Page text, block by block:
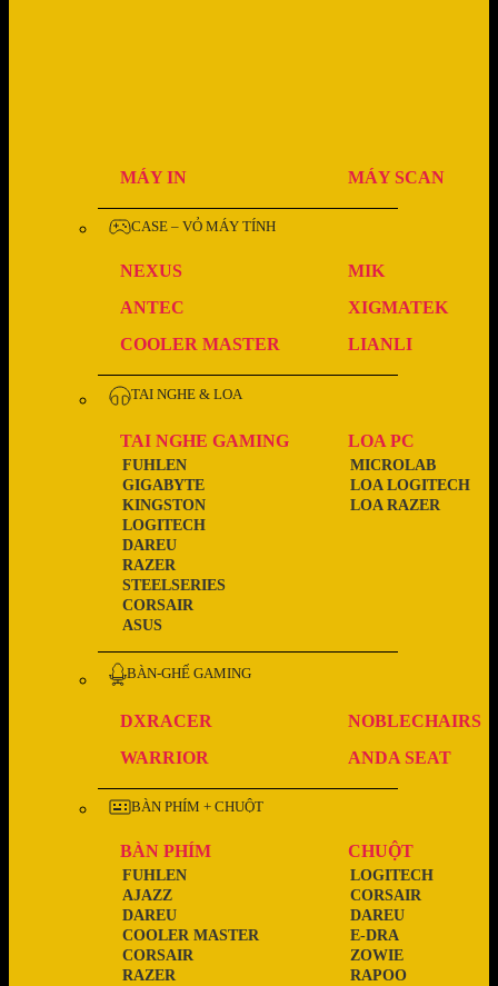
MÁY IN MÁY SCAN
CASE – VỎ MÁY TÍNH
NEXUS
MIK
ANTEC
XIGMATEK
COOLER MASTER
LIANLI
TAI NGHE & LOA
TAI NGHE GAMING
ASUS
CORSAIR
STEELSERIES
RAZER
DAREU
LOGITECH
KINGSTON
GIGABYTE
FUHLEN
LOA PC
LOA RAZER
LOA LOGITECH
MICROLAB
BÀN-GHẾ GAMING
DXRACER
NOBLECHAIRS
WARRIOR
ANDA SEAT
BÀN PHÍM + CHUỘT
BÀN PHÍM
RAZER
CORSAIR
COOLER MASTER
DAREU
AJAZZ
FUHLEN
CHUỘT
RAPOO
ZOWIE
E-DRA
DAREU
CORSAIR
LOGITECH